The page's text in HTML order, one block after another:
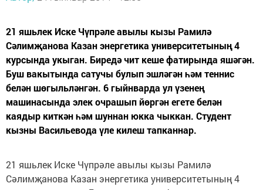
21 яшьлек Иске Чүпрәле авылы кызы Рамилә
Сәлимҗанова Казан энергетика университетының 4
курсында укыган. Биредә чит кеше фатирында яшәгән.
Буш вакытында сатучы булып эшләгән һәм теннис
белән шөгыльләнгән. 6 гыйнварда ул үзенең
машинасында элек очрашып йөргән егете белән
каядыр киткән һәм шуннан юкка чыккан. Студент
кызны Васильевода үле килеш тапканнар.
21 яшьлек Иске Чүпрәле авылы кызы Рамилә
Сәлимҗанова Казан энергетика университетының 4